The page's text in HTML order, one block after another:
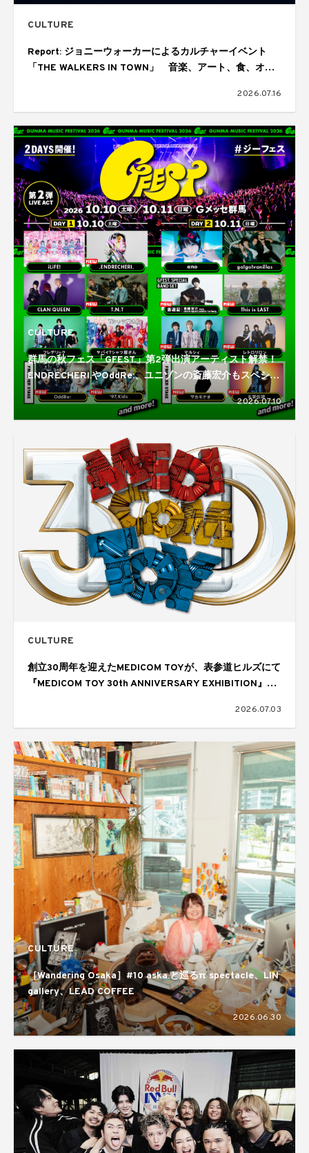
CULTURE
Report: ジョニーウォーカーによるカルチャーイベント
「THE WALKERS IN TOWN」 音楽、アート、食、オー
2026.07.16
CULTURE
群馬の秋フェス「GFEST.」第2弾出演アーティスト解禁！
ENDRECHERI.やOddRe:、ユニゾンの斎藤宏介もスペシャ
ルバンドセットで登場
2026.07.10
CULTURE
創立30周年を迎えたMEDICOM TOYが、表参道ヒルズにて
『MEDICOM TOY 30th ANNIVERSARY EXHIBITION』を
2026.07.03
CULTURE
［Wandering Osaka］#10 aska.と巡るπ spectacle、LIN
gallery、LEAD COFFEE
2026.06.30